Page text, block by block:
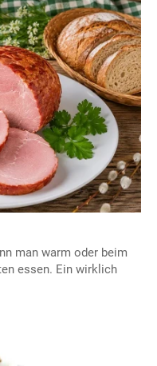
man warm oder beim
essen. Ein wirklich